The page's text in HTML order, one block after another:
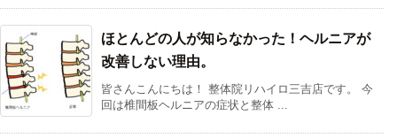
ほとんどの人が知らなかった！ヘルニアが
改善しない理由。
皆さんこんにちは！ 整体院リハイロ三吉店です。 今
回は椎間板ヘルニアの症状と整体 ...